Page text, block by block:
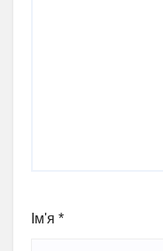
Ім'я *